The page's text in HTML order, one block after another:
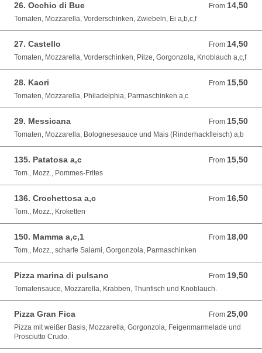
26. Occhio di Bue From 14,50
From 14,50 EUR
Tomaten, Mozzarella, Vorderschinken, Zwiebeln, Ei a,b,c,f
27. Castello From 14,50
From 14,50 EUR
Tomaten, Mozzarella, Vorderschinken, Pilze, Gorgonzola, Knoblauch a,c,f
28. Kaori From 15,50
From 15,50 EUR
Tomaten, Mozzarella, Philadelphia, Parmaschinken a,c
29. Messicana From 15,50
From 15,50 EUR
Tomaten, Mozzarella, Bolognesesauce und Mais (Rinderhackfleisch) a,b
135. Patatosa a,c From 15,50
From 15,50 EUR
Tom., Mozz., Pommes-Frites
136. Crochettosa a,c From 16,50
From 16,50 EUR
Tom., Mozz., Kroketten
150. Mamma a,c,1 From 18,00
From 18,00 EUR
Tom., Mozz., scharfe Salami, Gorgonzola, Parmaschinken
Pizza marina di pulsano From 19,50
From 19,50 EUR
Tomatensauce, Mozzarella, Krabben, Thunfisch und Knoblauch.
Pizza Gran Fica From 25,00
From 25,00 EUR
Pizza mit weißer Basis, Mozzarella, Gorgonzola, Feigenmarmelade und
Prosciutto Crudo.